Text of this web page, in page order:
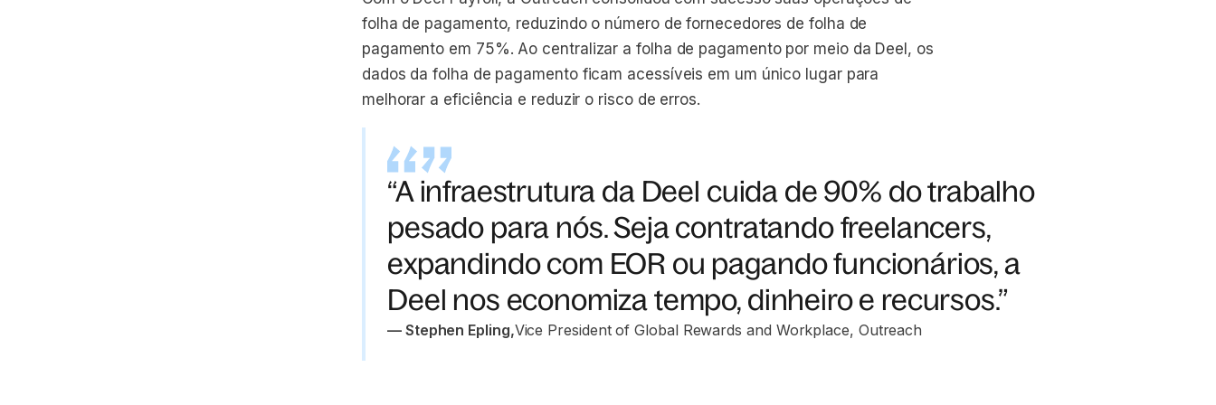
folha de pagamento, reduzindo o número de fornecedores de folha de
pagamento em 75%. Ao centralizar a folha de pagamento por meio da Deel, os
dados da folha de pagamento ficam acessíveis em um único lugar para
melhorar a eficiência e reduzir o risco de erros.
“A infraestrutura da Deel cuida de 90% do trabalho
pesado para nós. Seja contratando freelancers,
expandindo com EOR ou pagando funcionários, a
Deel nos economiza tempo, dinheiro e recursos.”
—Stephen Epling,Vice President of Global Rewards and Workplace, Outreach